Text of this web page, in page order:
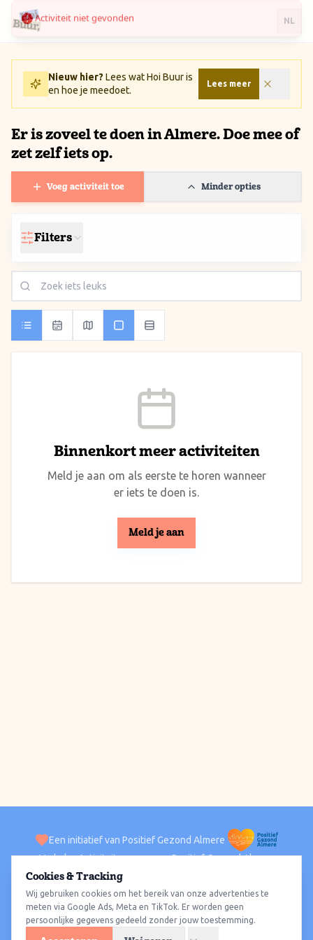
Ga naar inhoud / Skip to content
NL
Nieuw hier? Lees wat Hoi Buur is
en hoe je meedoet.
Lees meer
Er is zoveel te doen in Almere. Doe mee of
zet zelf iets op.
Voeg activiteit toe Minder opties
Filters
Binnenkort meer activiteiten
Meld je aan om als eerste te horen wanneer
er iets te doen is.
Meld je aan
Een initiatief van Positief Gezond Almere
VerhalenActiviteiten Positief Gezond Almere
ACTIVITEITEN PER WIJK
Alle wijkenAlmere HavenAlmere StadAlmere BuitenAlmere Poort
Almere HoutAlmere OosterwoldWat te doen
Cookies & Tracking
Wij gebruiken cookies om het bereik van onze advertenties te
meten via Google Ads, Meta en TikTok. Er worden geen
persoonlijke gegevens gedeeld zonder jouw toestemming.